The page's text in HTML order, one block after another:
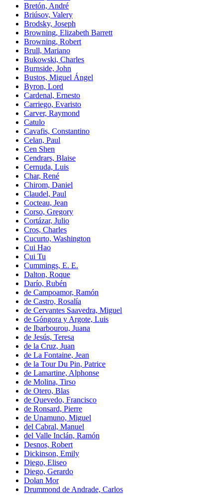
Bretón, André
Briúsov, Valery
Brodsky, Joseph
Browning, Elizabeth Barrett
Browning, Robert
Brull, Mariano
Bukowski, Charles
Burnside, John
Bustos, Miguel Ángel
Byron, Lord
Cardenal, Ernesto
Carriego, Evaristo
Carver, Raymond
Catulo
Cavafis, Constantino
Celan, Paul
Cen Shen
Cendrars, Blaise
Cernuda, Luis
Char, René
Chirom, Daniel
Claudel, Paul
Cocteau, Jean
Corso, Gregory
Cortázar, Julio
Cros, Charles
Cucurto, Washington
Cui Hao
Cui Tu
Cummings, E. E.
Dalton, Roque
Darío, Rubén
de Campoamor, Ramón
de Castro, Rosalía
de Cervantes Saavedra, Miguel
de Góngora y Argote, Luis
de Ibarbourou, Juana
de Jesús, Teresa
de la Cruz, Juan
de La Fontaine, Jean
de la Tour Du Pin, Patrice
de Lamartine, Alphonse
de Molina, Tirso
de Otero, Blas
de Quevedo, Francisco
de Ronsard, Pierre
de Unamuno, Miguel
del Cabral, Manuel
del Valle Inclán, Ramón
Desnos, Robert
Dickinson, Emily
Diego, Eliseo
Diego, Gerardo
Dolan Mor
Drummond de Andrade, Carlos